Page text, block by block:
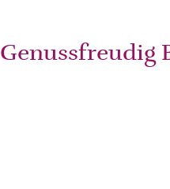
Genussfreudig